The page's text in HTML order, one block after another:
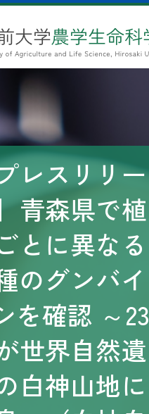
レスリリー
青森県で植
とに異なる
のグンバイ
を確認 ～23
世界自然遺
白神山地に